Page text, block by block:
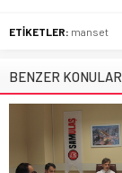
ETİKETLER: manset
BENZER KONULAR